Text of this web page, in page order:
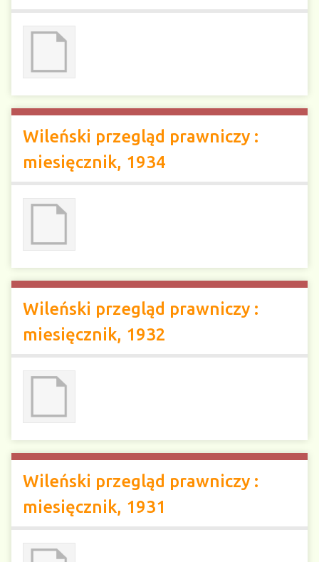
Wileński przegląd prawniczy :
miesięcznik, 1934
Wileński przegląd prawniczy :
miesięcznik, 1932
Wileński przegląd prawniczy :
miesięcznik, 1931